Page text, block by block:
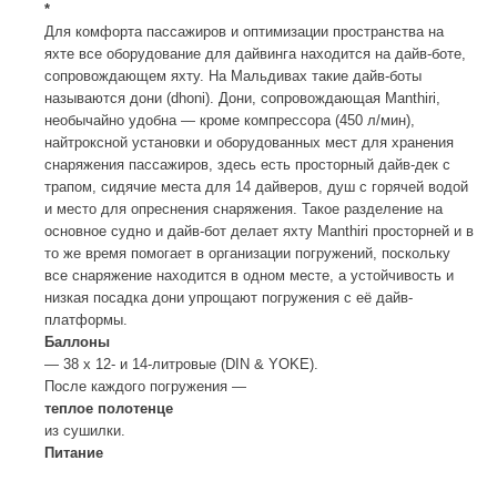
*
Для комфорта пассажиров и оптимизации пространства на
яхте все оборудование для дайвинга находится на дайв-боте,
сопровождающем яхту. На Мальдивах такие дайв-боты
называются дони (dhoni). Дони, сопровождающая Manthiri,
необычайно удобна — кроме компрессора (450 л/мин),
найтроксной установки и оборудованных мест для хранения
снаряжения пассажиров, здесь есть просторный дайв-дек с
трапом, сидячие места для 14 дайверов, душ с горячей водой
и место для опреснения снаряжения. Такое разделение на
основное судно и дайв-бот делает яхту Manthiri просторней и в
то же время помогает в организации погружений, поскольку
все снаряжение находится в одном месте, а устойчивость и
низкая посадка дони упрощают погружения с её дайв-
платформы.
Баллоны
— 38 х 12- и 14-литровые (DIN & YOKE).
После каждого погружения —
теплое полотенце
из сушилки.
Питание